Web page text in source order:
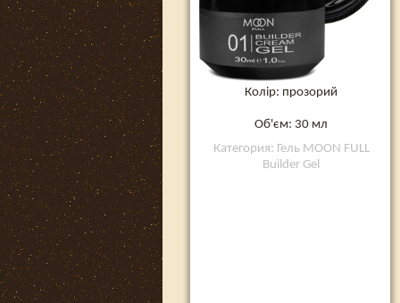
Колір: прозорий
Об'єм: 30 мл
Категория: Гель MOON FULL
Builder Gel